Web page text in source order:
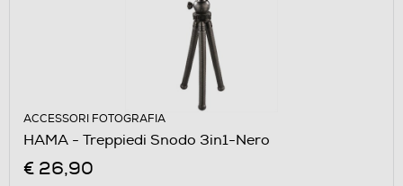
ACCESSORI FOTOGRAFIA
HAMA - Treppiedi Snodo 3in1-Nero
€ 26,90